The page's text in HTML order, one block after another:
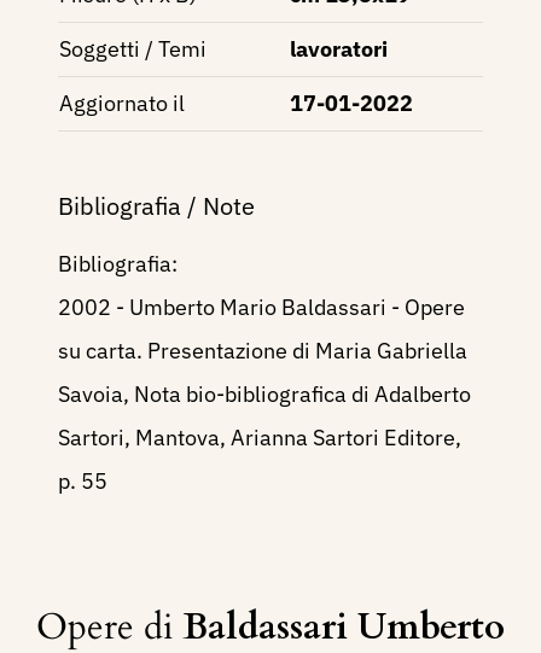
Soggetti / Temi
lavoratori
Aggiornato il
17-01-2022
Bibliografia / Note
Bibliografia:
2002 - Umberto Mario Baldassari - Opere
su carta. Presentazione di Maria Gabriella
Savoia, Nota bio-bibliografica di Adalberto
Sartori, Mantova, Arianna Sartori Editore,
p. 55
Opere diBaldassari Umberto